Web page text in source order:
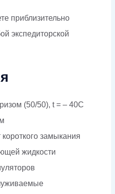
приблизительно
экспедиторской
(50/50), t = – 40C
замыкания
жидкости